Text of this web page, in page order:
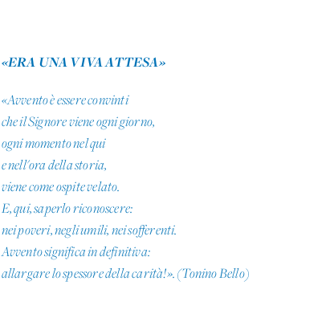
«ERA UNA VIVA ATTESA»
«Avvento è essere convinti
che il Signore viene ogni giorno,
ogni momento nel qui
e nell'ora della storia,
viene come ospite velato.
E, qui, saperlo riconoscere:
nei poveri, negli umili, nei sofferenti.
Avvento significa in definitiva:
allargare lo spessore della carità!». (Tonino Bello)